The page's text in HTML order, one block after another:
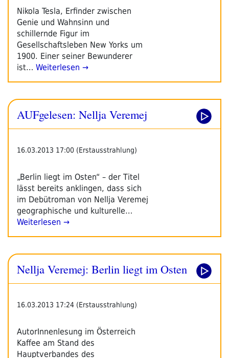
Nikola Tesla, Erfinder zwischen
Genie und Wahnsinn und
schillernde Figur im
Gesellschaftsleben New Yorks um
1900. Einer seiner Bewunderer
ist… Weiterlesen →
AUFgelesen: Nellja Veremej
16.03.2013 17:00 (Erstausstrahlung)
„Berlin liegt im Osten“ – der Titel
lässt bereits anklingen, dass sich
im Debütroman von Nellja Veremej
geographische und kulturelle…
Weiterlesen →
Nellja Veremej: Berlin liegt im Osten
16.03.2013 17:24 (Erstausstrahlung)
AutorInnenlesung im Österreich
Kaffee am Stand des
Hauptverbandes des